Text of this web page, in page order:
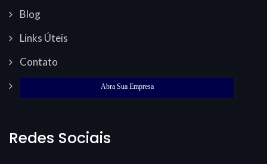
Blog
Links Úteis
Contato
Abra Sua Empresa
Redes Sociais